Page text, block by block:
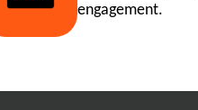
engagement.